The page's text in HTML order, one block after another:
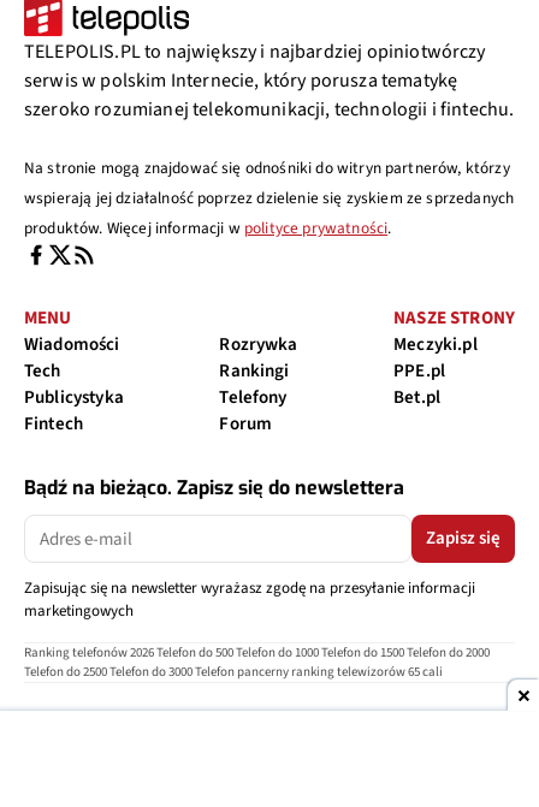
TELEPOLIS.PL to największy i najbardziej opiniotwórczy
serwis w polskim Internecie, który porusza tematykę
szeroko rozumianej telekomunikacji, technologii i fintechu.
Na stronie mogą znajdować się odnośniki do witryn partnerów, którzy
wspierają jej działalność poprzez dzielenie się zyskiem ze sprzedanych
produktów. Więcej informacji w polityce prywatności.
MENU
Wiadomości
Tech
Publicystyka
Fintech
Rozrywka
Rankingi
Telefony
Forum
NASZE STRONY
Meczyki.pl
PPE.pl
Bet.pl
Bądź na bieżąco. Zapisz się do newslettera
Zapisz się
Zapisując się na newsletter wyrażasz zgodę na przesyłanie informacji
marketingowych
Ranking telefonów 2026Telefon do 500Telefon do 1000Telefon do 1500Telefon do 2000
Telefon do 2500Telefon do 3000Telefon pancerny ranking telewizorów 65 cali